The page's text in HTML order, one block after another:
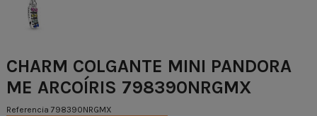
CHARM COLGANTE MINI PANDORA
ME ARCOÍRIS 798390NRGMX
Referencia 798390NRGMX